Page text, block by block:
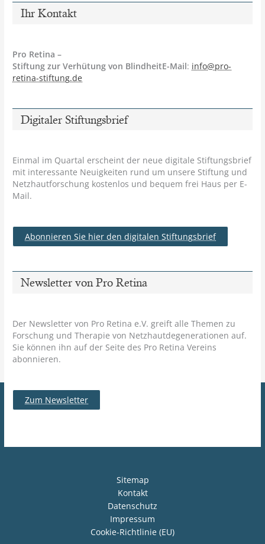
Ihr Kontakt
Pro Retina –
Stiftung zur Verhütung von BlindheitE-Mail: info@pro-
retina-stiftung.de
Digitaler Stiftungsbrief
Einmal im Quartal erscheint der neue digitale Stiftungsbrief
mit interessante Neuigkeiten rund um unsere Stiftung und
Netzhautforschung kostenlos und bequem frei Haus per E-
Mail.
Abonnieren Sie hier den digitalen Stiftungsbrief
Newsletter von Pro Retina
Der Newsletter von Pro Retina e.V. greift alle Themen zu
Forschung und Therapie von Netzhautdegenerationen auf.
Sie können ihn auf der Seite des Pro Retina Vereins
abonnieren.
Zum Newsletter
Sitemap
Kontakt
Datenschutz
Impressum
Cookie-Richtlinie (EU)